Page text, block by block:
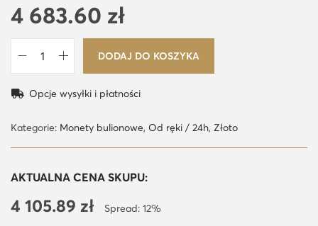
4 683.60 zł
i
ś
h
i
DODAJ DO KOSZYKA
Opcje wysyłki i płatności
Kategorie: Monety bulionowe, Od ręki / 24h, Złoto
AKTUALNA CENA SKUPU:
4 105.89 zł Spread: 12%